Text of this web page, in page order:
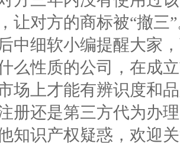
让对方的商标被“撤三
中细软小编提醒大家
么性质的公司，在成
场上才能有辨识度和
册还是第三方代为办
知识产权疑惑，欢迎